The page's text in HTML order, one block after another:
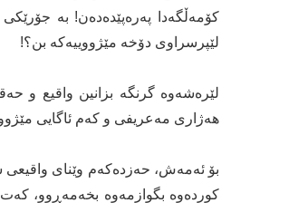
کۆمەڵگەدا پەرەپێدەدەن! بە
لێپرسراوی دۆخە مێژووییەکە بن؟!
لێرەشەوە گرنگە بزانین واقیع و
ھەژاری مەعریفی و کەم ئاگایی
بۆ ئەمەش، حەزدەکەم وێنای واقیعی
کوردەوە بگوازمەوە بخەمەڕوو،